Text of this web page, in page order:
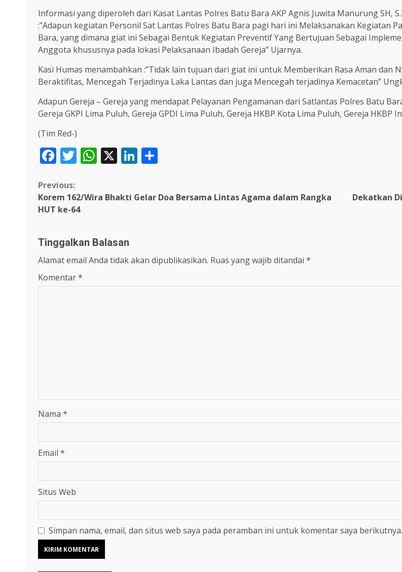
Informasi yang diperoleh dari Kasat Lantas Polres Batu Bara AKP Agnis Juwita Manurung SH,
:”Adapun kegiatan Personil Sat Lantas Polres Batu Bara pagi hari ini Melaksanakan Kegiatan
Bara, yang dimana giat ini Sebagai Bentuk Kegiatan Preventif Yang Bertujuan Sebagai
Anggota khususnya pada lokasi Pelaksanaan Ibadah Gereja” Ujarnya.
Kasi Humas menambahkan :”Tidak lain tujuan dari giat ini untuk Memberikan Rasa Aman dan
Beraktifitas, Mencegah Terjadinya Laka Lantas dan juga Mencegah terjadinya Kemacetan”
Adapun Gereja – Gereja yang mendapat Pelayanan Pengamanan dari Satlantas Polres Batu
Gereja GKPI Lima Puluh, Gereja GPDI Lima Puluh, Gereja HKBP Kota Lima Puluh, Gereja
(Tim Red-)
Facebook
Twitter
WhatsApp
X LinkedIn
Continue
Reading
Previous:
Korem 162/Wira Bhakti Gelar Doa Bersama Lintas Agama dalam Rangka
HUT ke-64
Dekatkan
Tinggalkan Balasan
Alamat email Anda tidak akan dipublikasikan. Ruas yang wajib ditandai *
Komentar*
Nama *
Email *
Situs Web
Simpan nama, email, dan situs web saya pada peramban ini untuk komentar saya berikutnya.